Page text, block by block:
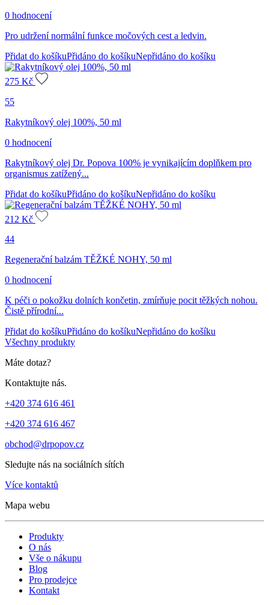
0 hodnocení
Pro udržení normální funkce močových cest a ledvin.
Přidat do košíkuPřidáno do košíkuNepřidáno do košíku
275 Kč
55
Rakytníkový olej 100%, 50 ml
0 hodnocení
Rakytníkový olej Dr. Popova 100% je vynikajícím doplňkem pro
organismus zatížený...
Přidat do košíkuPřidáno do košíkuNepřidáno do košíku
212 Kč
44
Regenerační balzám TĚŽKÉ NOHY, 50 ml
0 hodnocení
K péči o pokožku dolních končetin, zmírňuje pocit těžkých nohou.
Čistě přírodní...
Přidat do košíkuPřidáno do košíkuNepřidáno do košíku
Všechny produkty
Máte dotaz?
Kontaktujte nás.
+420 374 616 461
+420 374 616 467
obchod@drpopov.cz
Sledujte nás na sociálních sítích
Více kontaktů
Mapa webu
Produkty
O nás
Vše o nákupu
Blog
Pro prodejce
Kontakt